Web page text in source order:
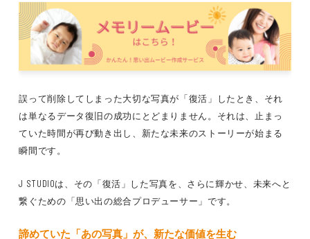
誤って削除してしまった大切な写真が「復活」したとき、それ
は単なるデータ復旧の成功にとどまりません。それは、止まっ
ていた時間が再び動き出し、新たな未来のストーリーが始まる
瞬間です。
J STUDIOは、その「復活」した写真を、さらに輝かせ、未来へと
繋ぐための「思い出の総合プロデューサー」です。
諦めていた「あの写真」が、新たな価値を生む